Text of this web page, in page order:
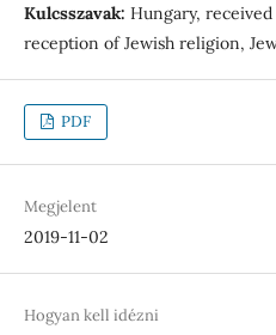
Kulcsszavak: Hungary,
reception of Jewish religion,
PDF
Megjelent
2019-11-02
Hogyan kell idézni